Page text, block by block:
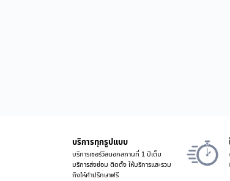
บริการทุกรูปแบบ
บริการเซอร์วิสนอกสถานที่ 1 ปีเต็ม
บริการส่งซ่อม ติดตั้ง ให้บริการและรวม
ถึงให้คำปรึกษาฟรี